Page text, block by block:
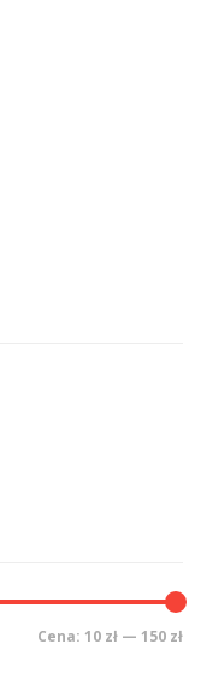
Cena: 10 zł — 150 zł